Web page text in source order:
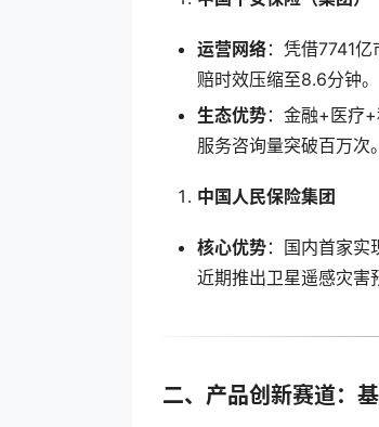
运营网络：凭借7741
赔时效压缩至8.6分钟。
生态优势：金融+医疗
服务咨询量突破百万次。
中国人民保险集团
核心优势：国内首家实
近期推出卫星遥感灾害
二、产品创新赛道：